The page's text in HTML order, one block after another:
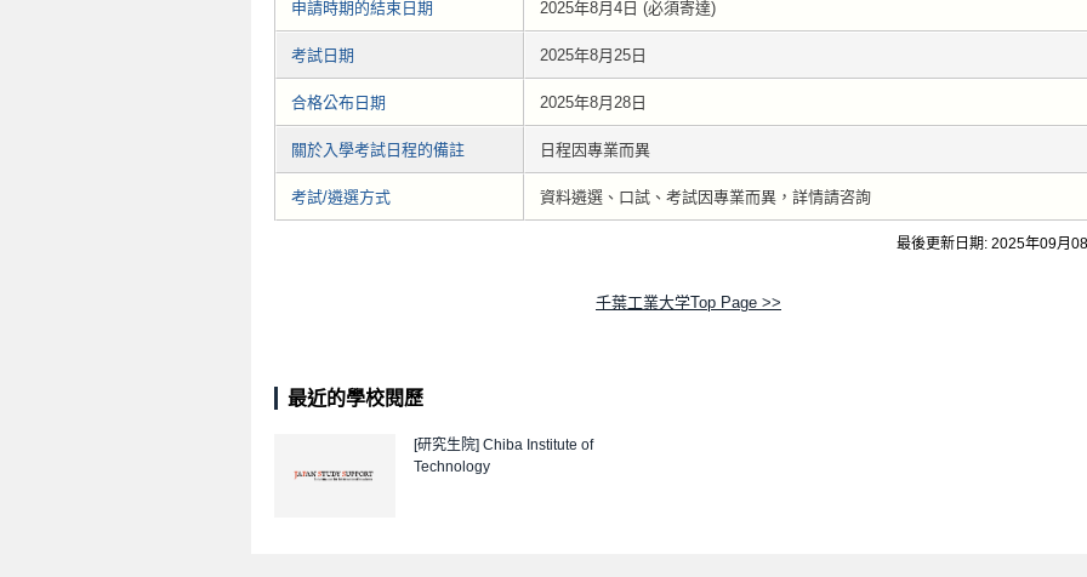
申請時期的結束日期 2025年8月4日 (必須寄達)
考試日期 2025年8月25日
合格公布日期 2025年8月28日
關於入學考試日程的備註 日程因專業而異
考試/遴選方式 資料遴選、口試、考試因專業而異，詳情請咨詢
最後更新日期: 2025年09月
千葉工業大学Top Page >>
最近的學校閱歷
[研究生院] Chiba Institute of
Technology